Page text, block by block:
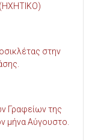
στην
Γραφείων της
μήνα Αύγουστο.